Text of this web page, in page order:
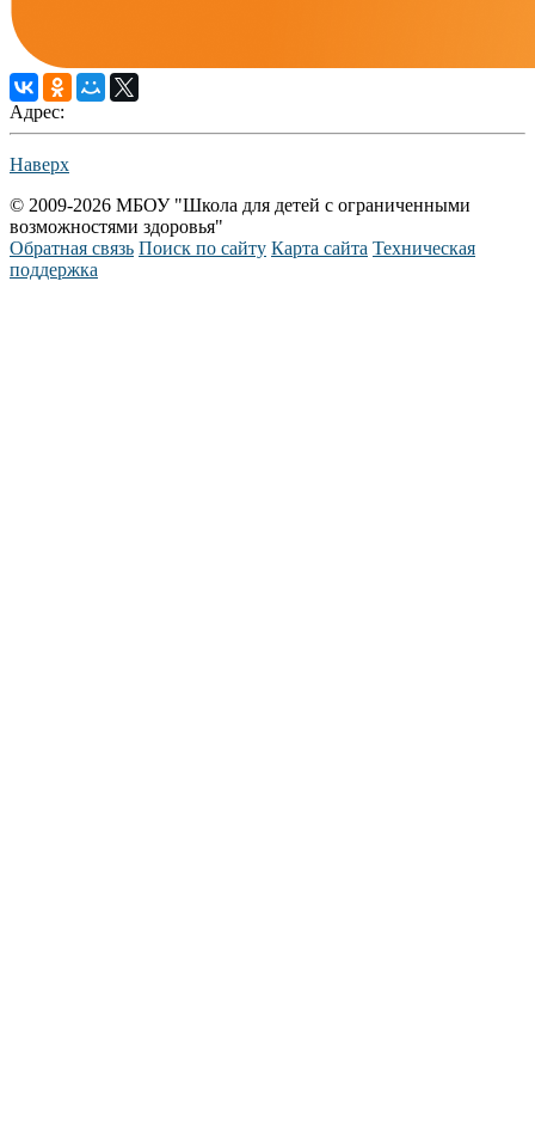
Адрес:
Наверх
© 2009-2026 МБОУ "Школа для детей с ограниченными
возможностями здоровья"
Обратная связь Поиск по сайту Карта сайта Техническая
поддержка